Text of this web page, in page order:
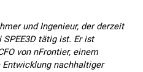
und Ingenieur, der derzeit
tätig ist. Er ist
von nFrontier, einem
nachhaltiger